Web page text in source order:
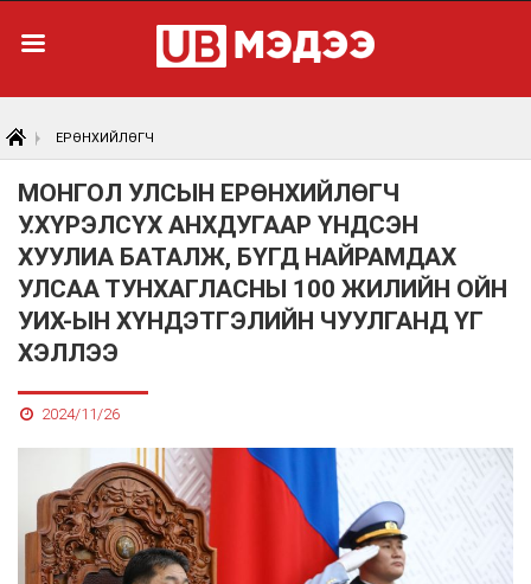
ЕРӨНХИЙЛӨГЧ
МОНГОЛ УЛСЫН ЕРӨНХИЙЛӨГЧ
У.ХҮРЭЛСҮХ АНХДУГААР ҮНДСЭН
ХУУЛИА БАТАЛЖ, БҮГД НАЙРАМДАХ
УЛСАА ТУНХАГЛАСНЫ 100 ЖИЛИЙН ОЙН
УИХ-ЫН ХҮНДЭТГЭЛИЙН ЧУУЛГАНД ҮГ
ХЭЛЛЭЭ
2024/11/26